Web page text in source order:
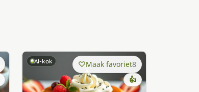
AI-kok Maak favoriet8
👍